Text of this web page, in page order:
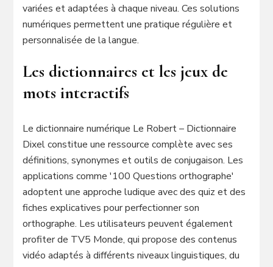
variées et adaptées à chaque niveau. Ces solutions
numériques permettent une pratique régulière et
personnalisée de la langue.
Les dictionnaires et les jeux de
mots interactifs
Le dictionnaire numérique Le Robert – Dictionnaire
Dixel constitue une ressource complète avec ses
définitions, synonymes et outils de conjugaison. Les
applications comme '100 Questions orthographe'
adoptent une approche ludique avec des quiz et des
fiches explicatives pour perfectionner son
orthographe. Les utilisateurs peuvent également
profiter de TV5 Monde, qui propose des contenus
vidéo adaptés à différents niveaux linguistiques, du